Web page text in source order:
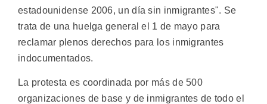
estadounidense 2006, un día sin inmigrantes". Se
trata de una huelga general el 1 de mayo para
reclamar plenos derechos para los inmigrantes
indocumentados.
La protesta es coordinada por más de 500
organizaciones de base y de inmigrantes de todo el